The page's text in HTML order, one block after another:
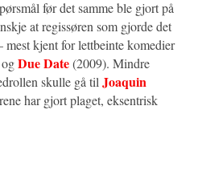
før det samme ble gjort på
at regissøren som gjorde det
mest kjent for lettbeinte komedier
Due Date(2009). Mindre
skulle gå tilJoaquin
har gjort plaget, eksentrisk